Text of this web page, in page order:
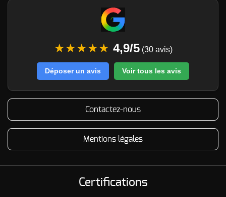
★★★★★ 4,9/5(30 avis)
Déposer un avis Voir tous les avis
Contactez-nous
Mentions légales
Certifications